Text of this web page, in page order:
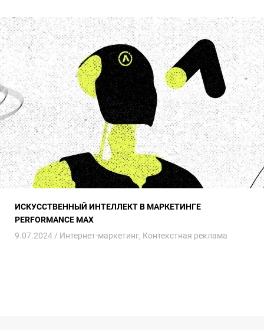
Искусственный интеллект в маркетинге Performance Max
ИСКУССТВЕННЫЙ ИНТЕЛЛЕКТ В МАРКЕТИНГЕ
PERFORMANCE MAX
9.07.2024 / Интернет-маркетинг, Контекстная реклама